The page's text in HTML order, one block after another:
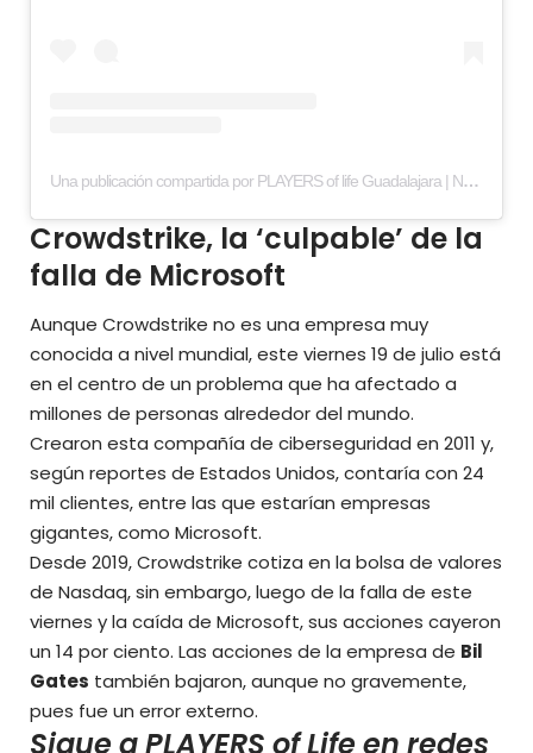
Una publicación compartida por PLAYERS of life Guadalajara | Negocios y estilo de vida (@players_gdl)
Crowdstrike, la ‘culpable’ de la
falla de Microsoft
Aunque Crowdstrike no es una empresa muy
conocida a nivel mundial, este viernes 19 de julio está
en el centro de un problema que ha afectado a
millones de personas alrededor del mundo.
Crearon esta compañía de ciberseguridad en 2011 y,
según reportes de Estados Unidos, contaría con 24
mil clientes, entre las que estarían empresas
gigantes, como Microsoft.
Desde 2019, Crowdstrike cotiza en la bolsa de valores
de Nasdaq, sin embargo, luego de la falla de este
viernes y la caída de Microsoft, sus acciones cayeron
un 14 por ciento. Las acciones de la empresa de Bil
Gates también bajaron, aunque no gravemente,
pues fue un error externo.
Sigue a PLAYERS of Life en redes